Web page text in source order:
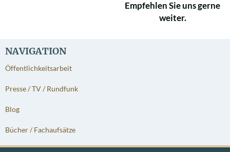
NAVIGATION
Öffentlichkeitsarbeit
Presse / TV / Rundfunk
Blog
Bücher / Fachaufsätze
Empfehlen Sie uns gerne
weiter.